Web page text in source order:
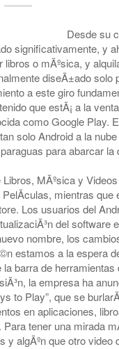
Desde su
significativamente, y
o mÃºsica, y
diseÃ±ado solo
a este giro
que estÃ¡ a la
como Google Play.
solo Android a la
para abarcar la
MÃºsica y
mientras que
Los usuarios del
del software
nombre, los
estamos a la espera
barra de herramientas
la empresa ha
to Play”, que se
en aplicaciones,
tener una mirada
y algÃºn que otro video